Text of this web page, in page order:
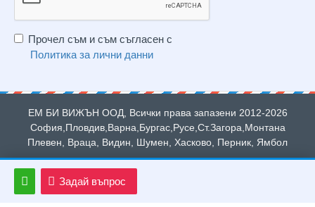
Задай въпрос
Прочел съм и съм съгласен с
Политика за лични данни
ЕМ БИ ВИЖЪН ООД, Всички права запазени 2012-2026
София,Пловдив,Варна,Бургас,Русе,Ст.Загора,Монтана
Плевен, Враца, Видин, Шумен, Хасково, Перник, Ямбол